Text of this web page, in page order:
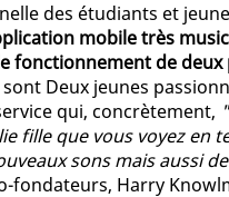
des étudiants et
mobile très
fonctionnement de
sont Deux jeunes
qui, concrètement,
fille que vous voyez en
sons mais aussi
fondateurs, Harry